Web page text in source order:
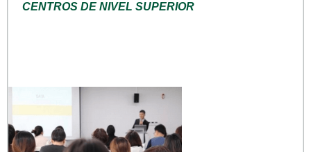
CENTROS DE NIVEL SUPERIOR